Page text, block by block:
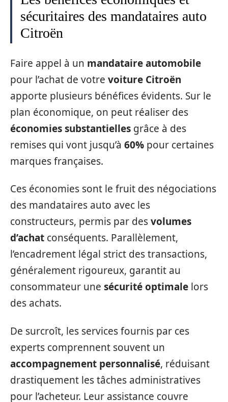
sécuritaires des mandataires auto
Citroën
Faire appel à un mandataire automobile
pour l’achat de votre voiture Citroën
apporte plusieurs bénéfices évidents. Sur le
plan économique, on peut réaliser des
économies substantielles grâce à des
remises qui vont jusqu’à 60% pour certaines
marques françaises.
Ces économies sont le fruit des négociations
des mandataires auto avec les
constructeurs, permis par desvolumes
d’achat conséquents. Parallèlement,
l’encadrement légal strict des transactions,
généralement rigoureux, garantit au
consommateur une sécurité optimale lors
des achats.
De surcroît, les services fournis par ces
experts comprennent souvent un
accompagnement personnalisé, réduisant
drastiquement les tâches administratives
pour l’acheteur. Leur assistance couvre